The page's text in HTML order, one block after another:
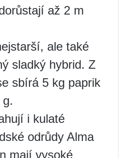
až 2 m
ale také
sladký hybrid. Z
sbírá 5 kg paprik
i ​​kulaté
odrůdy Alma
mají vysoké